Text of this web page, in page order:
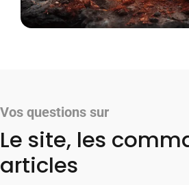
Vos questions sur
Le site, les
articles